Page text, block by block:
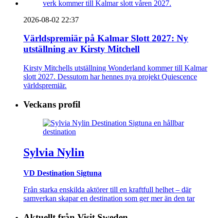
2026-08-02 22:37
Världspremiär på Kalmar Slott 2027: Ny
utställning av Kirsty Mitchell
Kirsty Mitchells utställning Wonderland kommer till Kalmar
slott 2027. Dessutom har hennes nya projekt Quiescence
världspremiär.
Veckans profil
Sylvia Nylin
VD Destination Sigtuna
Från starka enskilda aktörer till en kraftfull helhet – där
samverkan skapar en destination som ger mer än den tar